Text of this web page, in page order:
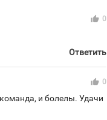
thumb_up 0
Ответить
thumb_up 0
и болелы. Удачи